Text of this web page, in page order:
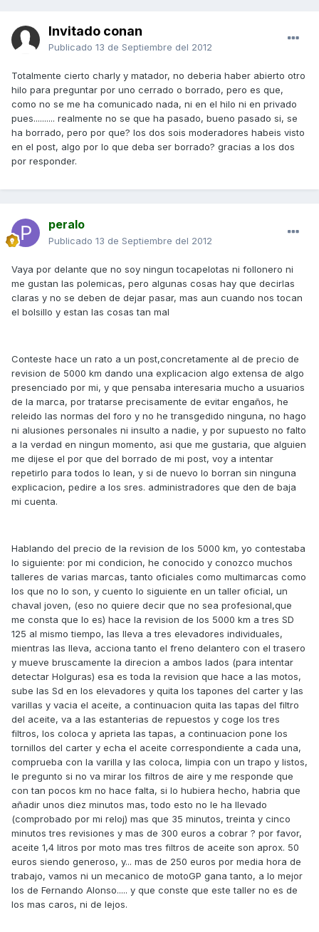
Invitado conan
Publicado 13 de Septiembre del 2012
Totalmente cierto charly y matador, no deberia haber abierto otro
hilo para preguntar por uno cerrado o borrado, pero es que,
como no se me ha comunicado nada, ni en el hilo ni en privado
pues.......... realmente no se que ha pasado, bueno pasado si, se
ha borrado, pero por que? los dos sois moderadores habeis visto
en el post, algo por lo que deba ser borrado? gracias a los dos
por responder.
peralo
Publicado 13 de Septiembre del 2012
Vaya por delante que no soy ningun tocapelotas ni follonero ni
me gustan las polemicas, pero algunas cosas hay que decirlas
claras y no se deben de dejar pasar, mas aun cuando nos tocan
el bolsillo y estan las cosas tan mal
Conteste hace un rato a un post,concretamente al de precio de
revision de 5000 km dando una explicacion algo extensa de algo
presenciado por mi, y que pensaba interesaria mucho a usuarios
de la marca, por tratarse precisamente de evitar engaños, he
releido las normas del foro y no he transgedido ninguna, no hago
ni alusiones personales ni insulto a nadie, y por supuesto no falto
a la verdad en ningun momento, asi que me gustaria, que alguien
me dijese el por que del borrado de mi post, voy a intentar
repetirlo para todos lo lean, y si de nuevo lo borran sin ninguna
explicacion, pedire a los sres. administradores que den de baja
mi cuenta.
Hablando del precio de la revision de los 5000 km, yo contestaba
lo siguiente: por mi condicion, he conocido y conozco muchos
talleres de varias marcas, tanto oficiales como multimarcas como
los que no lo son, y cuento lo siguiente en un taller oficial, un
chaval joven, (eso no quiere decir que no sea profesional,que
me consta que lo es) hace la revision de los 5000 km a tres SD
125 al mismo tiempo, las lleva a tres elevadores individuales,
mientras las lleva, acciona tanto el freno delantero con el trasero
y mueve bruscamente la direcion a ambos lados (para intentar
detectar Holguras) esa es toda la revision que hace a las motos,
sube las Sd en los elevadores y quita los tapones del carter y las
varillas y vacia el aceite, a continuacion quita las tapas del filtro
del aceite, va a las estanterias de repuestos y coge los tres
filtros, los coloca y aprieta las tapas, a continuacion pone los
tornillos del carter y echa el aceite correspondiente a cada una,
comprueba con la varilla y las coloca, limpia con un trapo y listos,
le pregunto si no va mirar los filtros de aire y me responde que
con tan pocos km no hace falta, si lo hubiera hecho, habria que
añadir unos diez minutos mas, todo esto no le ha llevado
(comprobado por mi reloj) mas que 35 minutos, treinta y cinco
minutos tres revisiones y mas de 300 euros a cobrar ? por favor,
aceite 1,4 litros por moto mas tres filtros de aceite son aprox. 50
euros siendo generoso, y... mas de 250 euros por media hora de
trabajo, vamos ni un mecanico de motoGP gana tanto, a lo mejor
los de Fernando Alonso..... y que conste que este taller no es de
los mas caros, ni de lejos.